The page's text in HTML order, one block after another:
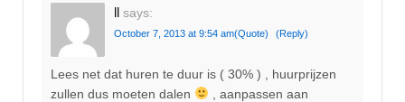
ll says:
October 7, 2013 at 9:54 am(Quote) (Reply)
Lees net dat huren te duur is ( 30% ) , huurprijzen
zullen dus moeten dalen
, aanpassen aan